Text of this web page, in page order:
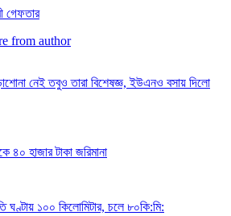
গেফতার
from author
নেই তবুও তারা বিশেষজ্ঞ, ইউএনও বসায় দিলো
৪০ হাজার টাকা জরিমানা
ঘণ্টায় ১০০ কিলোমিটার, চলে ৮০কি:মি: